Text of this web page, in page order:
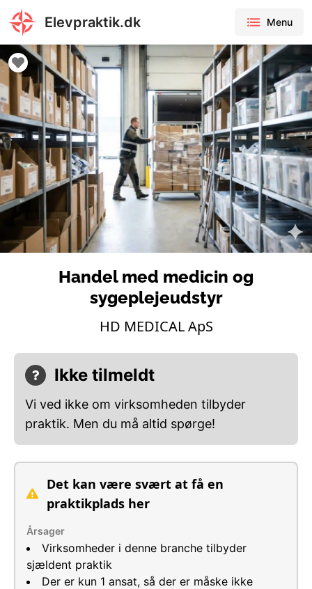
Elevpraktik.dk Menu
Handel med medicin og
sygeplejeudstyr
HD MEDICAL ApS
Ikke tilmeldt
Vi ved ikke om virksomheden tilbyder
praktik. Men du må altid spørge!
Det kan være svært at få en
praktikplads her
Årsager
Virksomheder i denne branche tilbyder
sjældent praktik
Der er kun 1 ansat, så der er måske ikke